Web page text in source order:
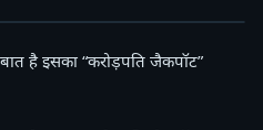
है इसका “करोड़पति जैकपॉट”